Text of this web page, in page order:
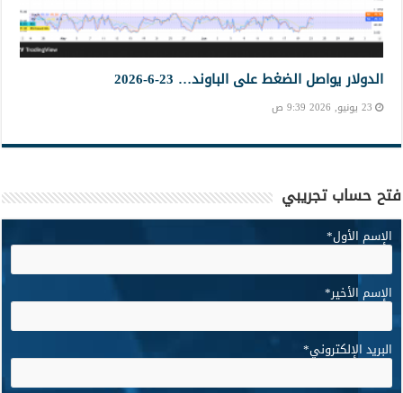
الدولار يواصل الضغط على الباوند… 23-6-2026
23 يونيو, 2026 9:39 ص
فتح حساب تجريبي
الإسم الأول*
الإسم الأخير*
البريد الإلكتروني*